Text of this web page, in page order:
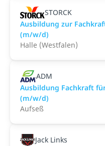
STORCK
Ausbildung zur
(m/w/d)
Halle (Westfalen)
ADM
Ausbildung Fachkraft
(m/w/d)
Aufseß
Jack Links